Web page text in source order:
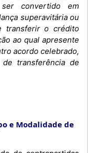
convertido em
superavitária ou
transferir o crédito
ao qual apresente
acordo celebrado,
transferência de
e Modalidade de